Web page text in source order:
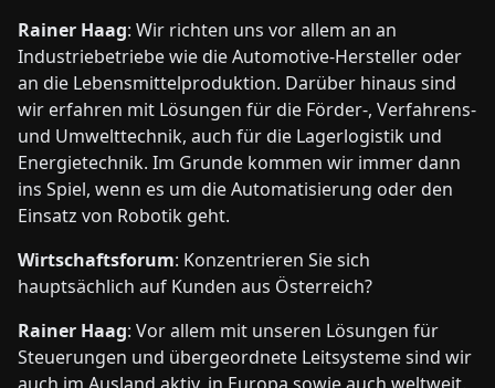
Rainer Haag: Wir richten uns vor allem an an
Industriebetriebe wie die Automotive-Hersteller oder
an die Lebensmittelproduktion. Darüber hinaus sind
wir erfahren mit Lösungen für die Förder-, Verfahrens-
und Umwelttechnik, auch für die Lagerlogistik und
Energietechnik. Im Grunde kommen wir immer dann
ins Spiel, wenn es um die Automatisierung oder den
Einsatz von Robotik geht.
Wirtschaftsforum: Konzentrieren Sie sich
hauptsächlich auf Kunden aus Österreich?
Rainer Haag: Vor allem mit unseren Lösungen für
Steuerungen und übergeordnete Leitsysteme sind wir